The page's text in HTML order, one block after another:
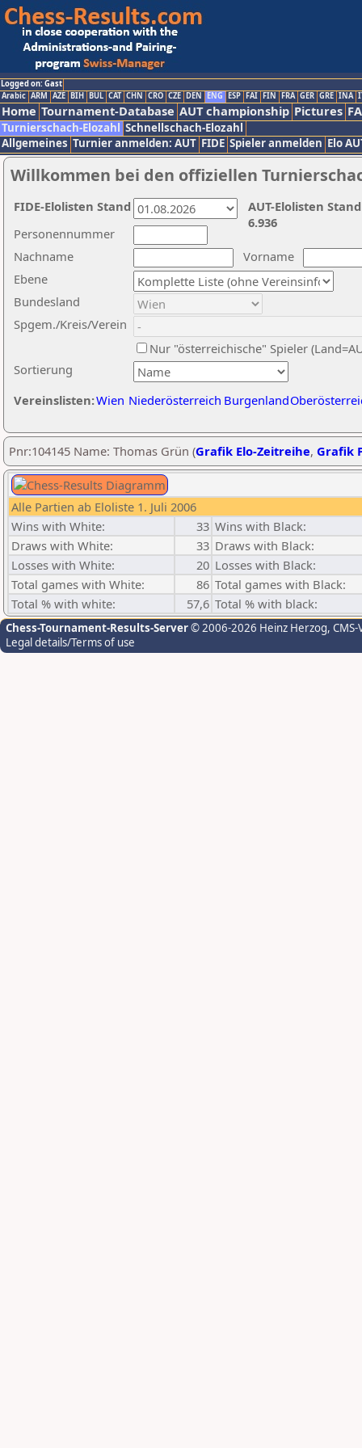
Logged on: Gast
Arabic ARM AZE BIH BUL CAT CHN CRO CZE DEN ENG ESP FAI FIN FRA GER GRE INA
Home Tournament-Database AUT championship Pictures
Turnierschach-Elozahl Schnellschach-Elozahl
Allgemeines Turnier anmelden: AUT FIDE Spieler anmelden Elo
Willkommen bei den offiziellen
Nachname
Vorname
Ebene
Sortierung
Personennummer
Bundesland
Spgem./Kreis/Verein
Nur "österreichische" Spieler
Vereinslisten:Wien Niederösterreich Burgenland
AUT-Elolisten
6.936
FIDE-Elolisten Stand
Pnr:104145 Name: Thomas Grün (Grafik Elo-Zeitreihe, Grafik
Alle Partien ab Eloliste 1. Juli 2006
Wins with White:
33 Wins with Black:
Draws with White:
33 Draws with Black:
Losses with White:
20 Losses with Black:
Total games with White:
86 Total games with Black:
Total % with white:
57,6 Total % with black:
Chess-Tournament-Results-Server© 2006-2026 Heinz Herzog,
Legal details/Terms of use